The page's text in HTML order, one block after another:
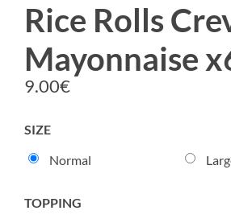
Rice Rolls
Mayonnaise
9.00€
SIZE
Normal
TOPPING